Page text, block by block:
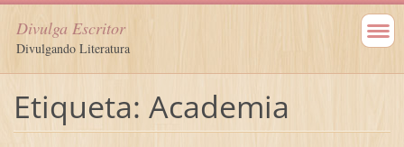
Divulga Escritor
Divulgando Literatura
Etiqueta: Academia